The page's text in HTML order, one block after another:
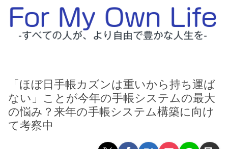
「ほぼ日手帳カズンは重いから持ち運ば
ない」ことが今年の手帳システムの最大
の悩み？来年の手帳システム構築に向け
て考察中